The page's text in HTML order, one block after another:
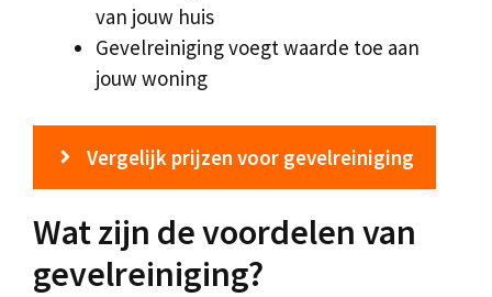
van jouw huis
Gevelreiniging voegt waarde toe aan
jouw woning
Vergelijk prijzen voor gevelreiniging
Wat zijn de voordelen van
gevelreiniging?